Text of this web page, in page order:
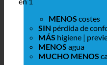
MENOS costes
SIN pérdida de
MÁS higiene |
MENOS agua
MUCHO MENOS